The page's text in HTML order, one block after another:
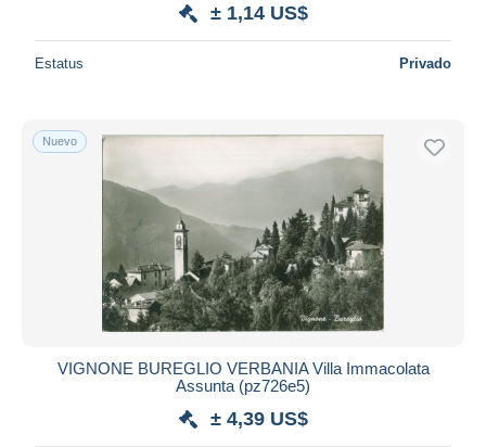
± 1,14 US$
Estatus Privado
Nuevo
VIGNONE BUREGLIO VERBANIA Villa Immacolata
Assunta (pz726e5)
± 4,39 US$